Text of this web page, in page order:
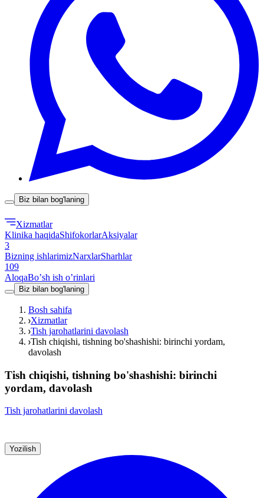
Biz bilan bog'laning
Xizmatlar
Klinika haqidaShifokorlarAksiyalar
3
Bizning ishlarimizNarxlarSharhlar
109
AloqaBoʼsh ish oʼrinlari
Biz bilan bog'laning
Bosh sahifa
Xizmatlar
Tish jarohatlarini davolash
Tish chiqishi, tishning bo'shashishi: birinchi yordam,
davolash
Tish chiqishi, tishning bo'shashishi: birinchi
yordam, davolash
Tish jarohatlarini davolash
Yozilish